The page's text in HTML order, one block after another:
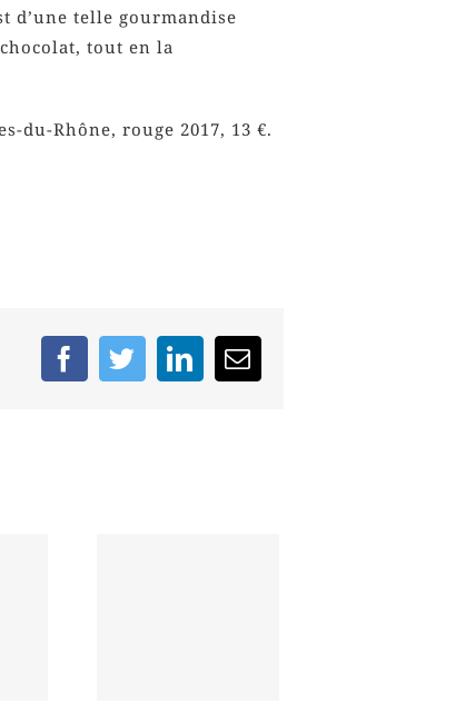
d’une telle gourmandise
tout en la
du-Rhône, rouge 2017, 13 €.
Facebook
TwitterLinkedIn